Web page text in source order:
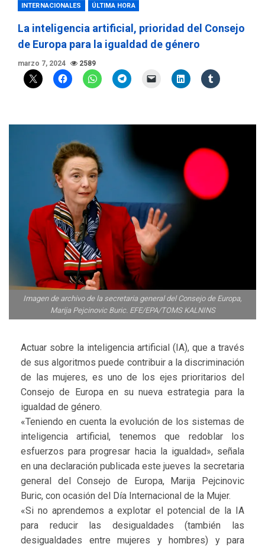
INTERNACIONALES ÚLTIMA HORA
La inteligencia artificial, prioridad del Consejo
de Europa para la igualdad de género
marzo 7, 2024 2589
Imagen de archivo de la secretaria general del Consejo de Europa,
Marija Pejcinovic Buric. EFE/EPA/TOMS KALNINS
Actuar sobre la inteligencia artificial (IA), que a través
de sus algoritmos puede contribuir a la discriminación
de las mujeres, es uno de los ejes prioritarios del
Consejo de Europa en su nueva estrategia para la
igualdad de género.
«Teniendo en cuenta la evolución de los sistemas de
inteligencia artificial, tenemos que redoblar los
esfuerzos para progresar hacia la igualdad», señala
en una declaración publicada este jueves la secretaria
general del Consejo de Europa, Marija Pejcinovic
Buric, con ocasión del Día Internacional de la Mujer.
«Si no aprendemos a explotar el potencial de la IA
para reducir las desigualdades (también las
desigualdades entre mujeres y hombres) y para